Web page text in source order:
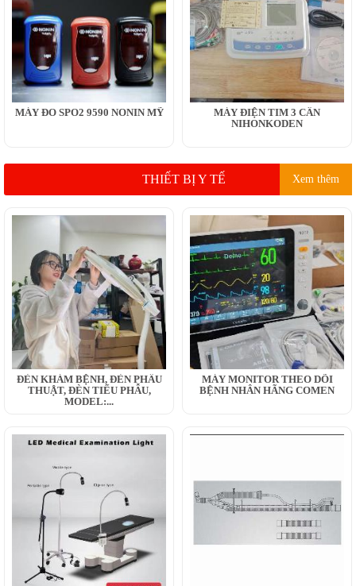
MÁY ĐO SPO2 9590 NONIN MỸ
MÁY ĐIỆN TIM 3 CẦN
NIHONKODEN
THIẾT BỊ Y TẾ Xem thêm
ĐÈN KHÁM BỆNH, ĐÈN PHẪU
THUẬT, ĐÈN TIỂU PHẪU,
MODEL:...
MÁY MONITOR THEO DÕI
BỆNH NHÂN HÃNG COMEN